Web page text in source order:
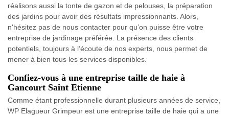
réalisons aussi la tonte de gazon et de pelouses, la préparation
des jardins pour avoir des résultats impressionnants. Alors,
n'hésitez pas de nous contacter pour qu’on puisse être votre
entreprise de jardinage préférée. La présence des clients
potentiels, toujours à l’écoute de nos experts, nous permet de
mener à bien tous les services disponibles.
Confiez-vous à une entreprise taille de haie à
Gancourt Saint Etienne
Comme étant professionnelle durant plusieurs années de service,
WP Elagueur Grimpeur est une entreprise taille de haie qui a une